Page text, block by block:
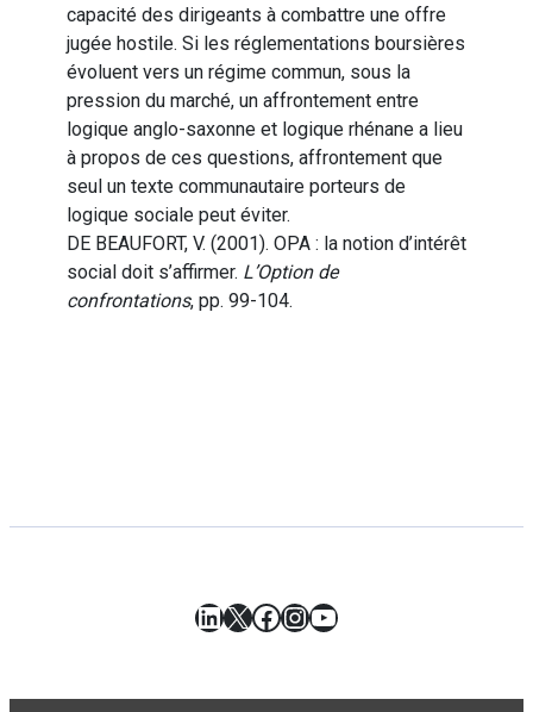
capacité des dirigeants à combattre une offre
jugée hostile. Si les réglementations boursières
évoluent vers un régime commun, sous la
pression du marché, un affrontement entre
logique anglo-saxonne et logique rhénane a lieu
à propos de ces questions, affrontement que
seul un texte communautaire porteurs de
logique sociale peut éviter.
DE BEAUFORT, V. (2001). OPA : la notion d’intérêt
social doit s’affirmer. L’Option de
confrontations, pp. 99-104.
LinkedIn
X Facebook
Instagram
YouTube